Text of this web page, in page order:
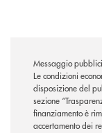
Messaggio
Le condizioni
disposizione del
sezione
finanziamento è
accertamento dei